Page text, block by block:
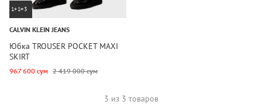
1+1=3
CALVIN KLEIN JEANS
Юбка TROUSER POCKET MAXI
SKIRT
967 600 сум 2 419 000 сум
3 из 3 товаров